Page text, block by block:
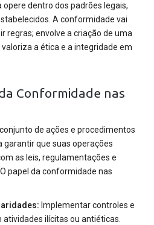
dentro dos padrões legais,
A conformidade vai
regras; envolve a criação de uma
valoriza a ética e a integridade em
Conformidade nas
de ações e procedimentos
que suas operações
as leis, regulamentações e
papel da conformidade nas
Implementar controles e
ilícitas ou antiéticas.